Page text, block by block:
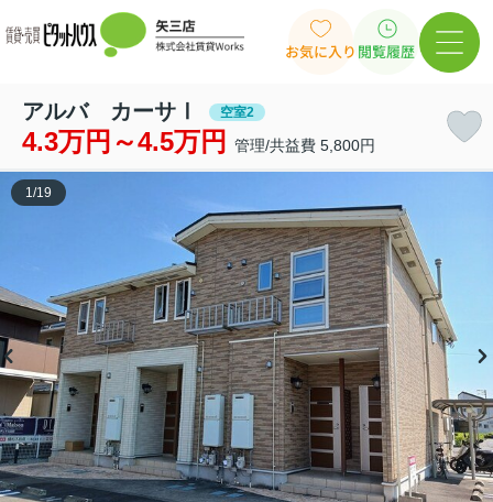
お気に入り 閲覧履歴
アルバ カーサⅠ 空室2
4.3万円～4.5万円 管理/共益費 5,800円
1/19